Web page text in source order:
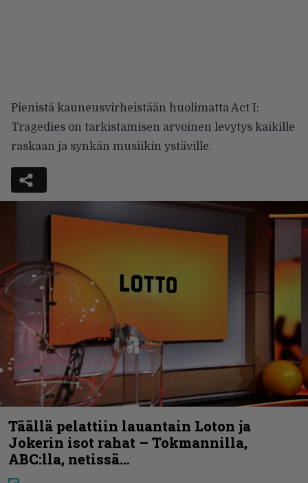
Pienistä kauneusvirheistään huolimatta Act I:
Tragedies on tarkistamisen arvoinen levytys kaikille
raskaan ja synkän musiikin ystäville.
Täällä pelattiin lauantain Loton ja
Jokerin isot rahat – Tokmannilla,
ABC:lla, netissä…